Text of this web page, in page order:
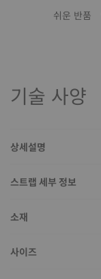
쉬운 반품
기술 사양
상세설명
스트랩 세부 정보
소재
사이즈